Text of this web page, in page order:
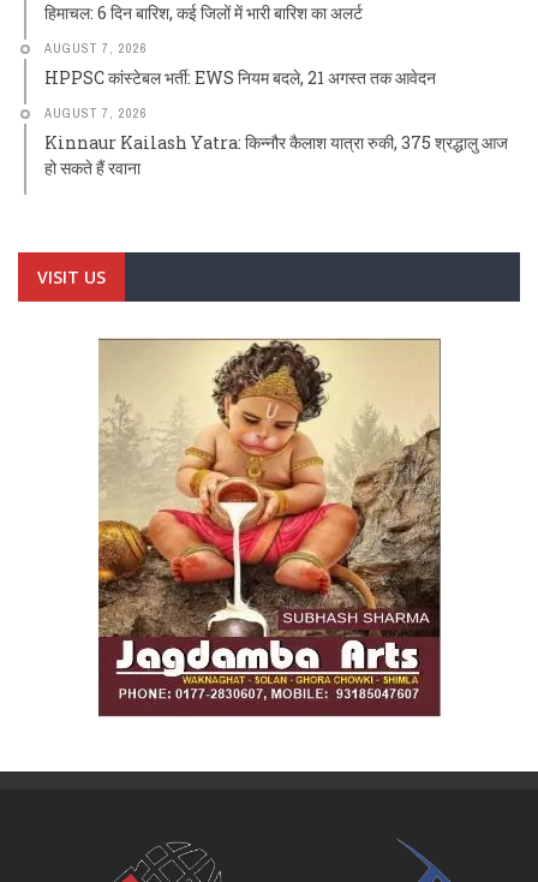
हिमाचल: 6 दिन बारिश, कई जिलों में भारी बारिश का अलर्ट
AUGUST 7, 2026
HPPSC कांस्टेबल भर्ती: EWS नियम बदले, 21 अगस्त तक आवेदन
AUGUST 7, 2026
Kinnaur Kailash Yatra: किन्नौर कैलाश यात्रा रुकी, 375 श्रद्धालु आज
हो सकते हैं रवाना
VISIT US